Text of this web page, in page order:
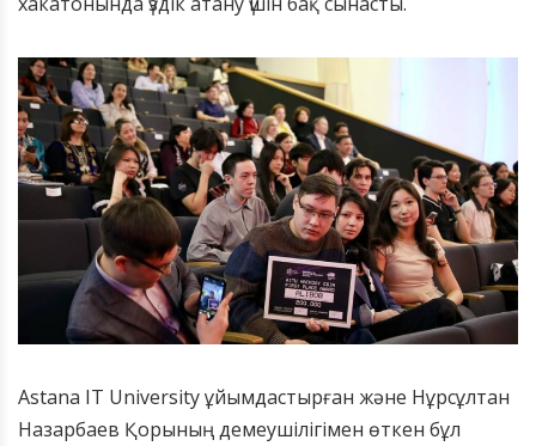
Astana IT University ұйымдастырған және Нұрсұлтан
Назарбаев Қорының демеушілігімен өткен бұл